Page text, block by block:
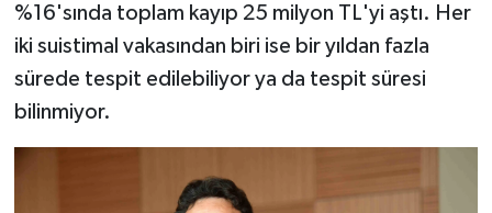
%16'sında toplam kayıp 25 milyon TL'yi aştı. Her
iki suistimal vakasından biri ise bir yıldan fazla
sürede tespit edilebiliyor ya da tespit süresi
bilinmiyor.